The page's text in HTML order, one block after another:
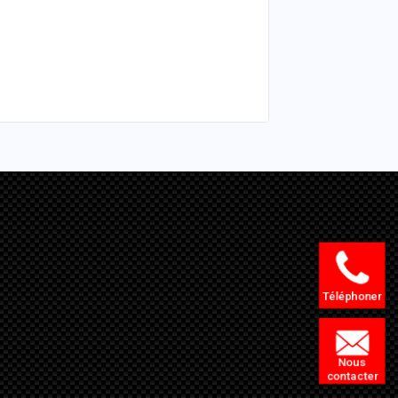
Téléphoner
Nous
contacter